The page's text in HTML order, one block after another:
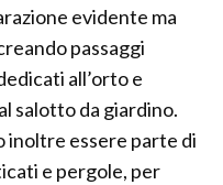
evidente ma
passaggi
all’orto e
salotto da giardino.
inoltre essere parte di
e pergole, per